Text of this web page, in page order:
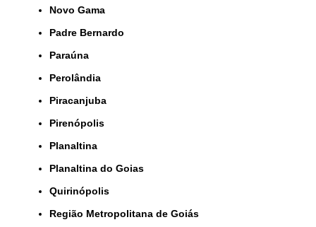
Novo Gama
Padre Bernardo
Paraúna
Perolândia
Piracanjuba
Pirenópolis
Planaltina
Planaltina do Goias
Quirinópolis
Região Metropolitana de Goiás